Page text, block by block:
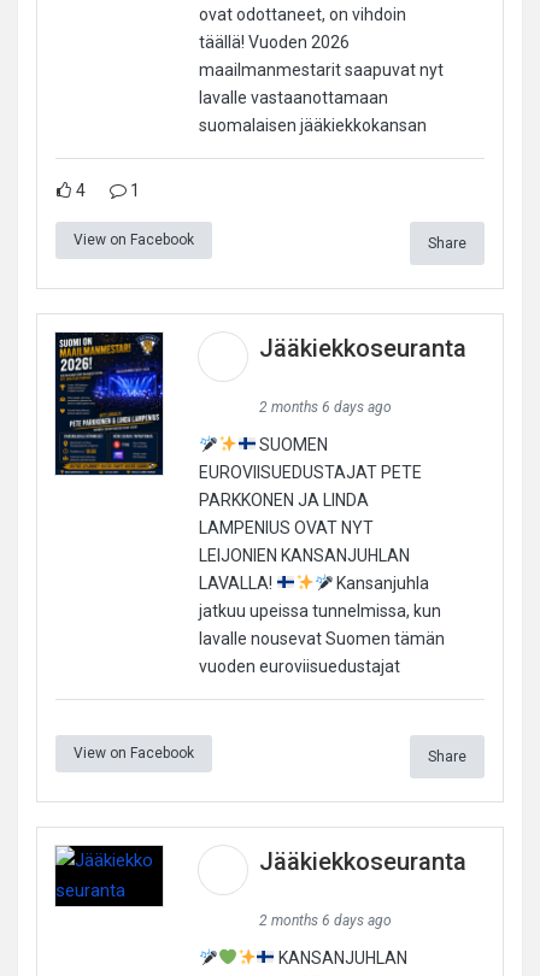
ovat odottaneet, on vihdoin
täällä! Vuoden 2026
maailmanmestarit saapuvat nyt
lavalle vastaanottamaan
suomalaisen jääkiekkokansan
4 1
View on Facebook Share
Jääkiekkoseuranta
2 months 6 days ago
SUOMEN
EUROVIISUEDUSTAJAT PETE
PARKKONEN JA LINDA
LAMPENIUS OVAT NYT
LEIJONIEN KANSANJUHLAN
LAVALLA!
Kansanjuhla
jatkuu upeissa tunnelmissa, kun
lavalle nousevat Suomen tämän
vuoden euroviisuedustajat
View on Facebook Share
Jääkiekkoseuranta
2 months 6 days ago
KANSANJUHLAN